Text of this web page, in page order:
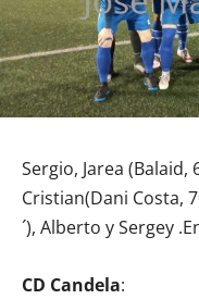
Sergio, Jarea (Balaid,
Cristian(Dani Costa,
´), Alberto y Sergey
CD Candela: